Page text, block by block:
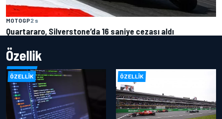
MOTOGP2 s
Quartararo, Silverstone’da 16 saniye cezası aldı
Özellik
ÖZELLIK ÖZELLIK